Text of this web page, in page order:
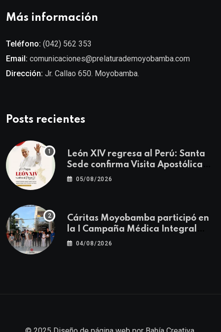
Más información
Teléfono: (042) 562 353
Email: comunicaciones@prelaturademoyobamba.com
Dirección: Jr. Callao 650. Moyobamba.
Posts recientes
León XIV regresa al Perú: Santa
Sede confirma Visita Apostólica
del 11 al 17 de noviembre
05/08/2026
Cáritas Moyobamba participó en
la I Campaña Médica Integral
Gratuita llevando salud y
04/08/2026